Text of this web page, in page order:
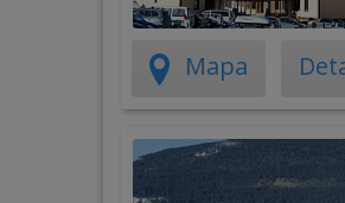
Mapa